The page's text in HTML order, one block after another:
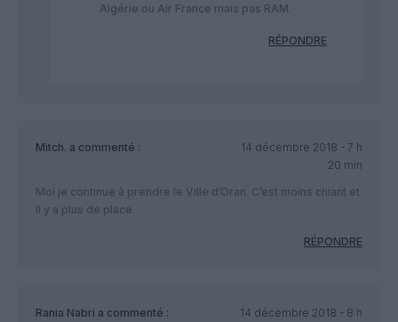
Algérie ou Air France mais pas RAM.
RÉPONDRE
Mitch. a commenté :
14 décembre 2018 - 7 h
20 min
Moi je continue à prendre le Ville d’Oran. C’est moins chiant et
il y a plus de place.
RÉPONDRE
Rania Nabri a commenté :
14 décembre 2018 - 8 h